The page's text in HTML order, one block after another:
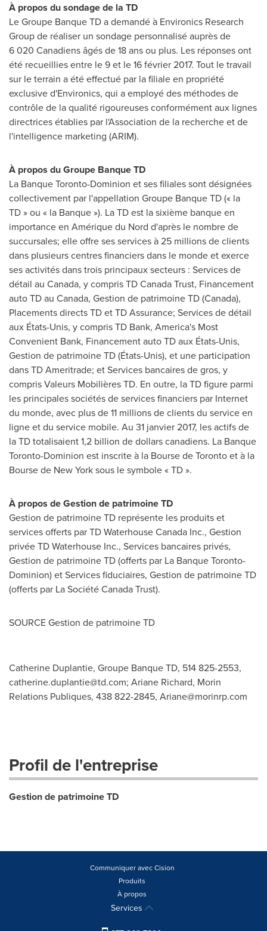
À propos du sondage de la TD
Le Groupe Banque TDa demandé à Environics Research
Group de réaliser un sondage personnalisé auprès de
6 020 Canadiens âgés de 18 ans ou plus. Les réponses ont
été recueillies entre le 9 et le 16 février 2017. Tout le travail
sur le terrain a été effectué par la filiale en propriété
exclusive d'Environics, qui a employé des méthodes de
contrôle de la qualité rigoureuses conformément aux lignes
directrices établies par l'Association de la recherche et de
l'intelligence marketing (ARIM).
À propos du Groupe Banque TD
La Banque Toronto-Dominion et ses filiales sont désignées
collectivement par l'appellation Groupe Banque TD (« la
TD » ou « la Banque »). La TD est la sixième banque en
importance en Amérique du Nord d'après le nombre de
succursales; elle offre ses services à 25 millions de clients
dans plusieurs centres financiers dans le monde et exerce
ses activités dans trois principaux secteurs : Services de
détail au Canada, y compris TD Canada Trust, Financement
auto TD au Canada, Gestion de patrimoine TD (Canada),
Placements directs TD et TD Assurance; Services de détail
aux États-Unis, y compris TD Bank, America's Most
Convenient Bank, Financement auto TD aux États-Unis,
Gestion de patrimoine TD (États-Unis), et une participation
dans TD Ameritrade; et Services bancaires de gros, y
compris Valeurs Mobilières TD. En outre, la TD figure parmi
les principales sociétés de services financiers par Internet
du monde, avec plus de 11 millions de clients du service en
ligne et du service mobile. Au 31 janvier 2017, les actifs de
la TD totalisaient 1,2 billion de dollars canadiens. La Banque
Toronto-Dominion est inscrite à la Bourse deTorontoet à la
Bourse de New Yorksous le symbole « TD ».
À propos deGestion de patrimoine TD
Gestion de patrimoine TD représente les produits et
services offerts par TD Waterhouse Canada Inc., Gestion
privée TD Waterhouse Inc., Services bancaires privés,
Gestion de patrimoine TD (offerts par La Banque Toronto-
Dominion) et Services fiduciaires, Gestion de patrimoine TD
(offerts par La Société Canada Trust).
SOURCEGestion de patrimoine TD
Catherine Duplantie, Groupe Banque TD, 514 825-2553,
catherine.duplantie@td.com; Ariane Richard, Morin
Relations Publiques, 438 822-2845, Ariane@morinrp.com
Profil de l'entreprise
Gestion de patrimoine TD
Communiquer avec Cision
Produits
À propos
Services